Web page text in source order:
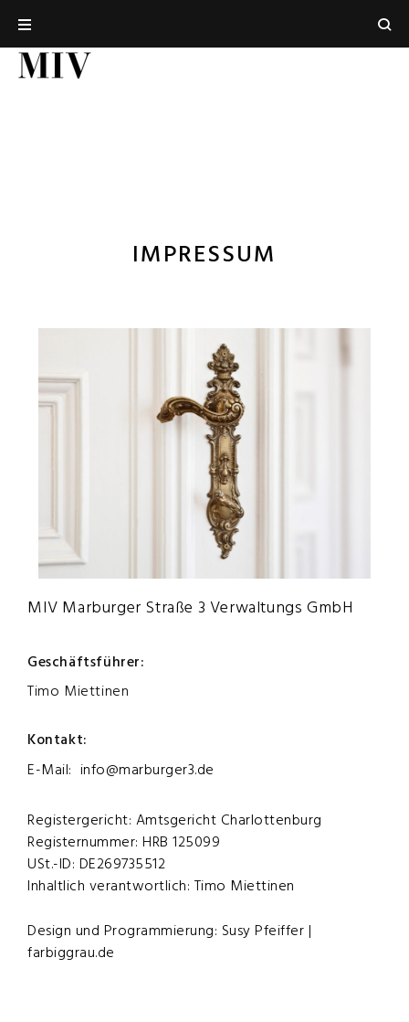
IMPRESSUM
MIV Marburger Straße 3 Verwaltungs GmbH
Geschäftsführer:
Timo Miettinen
Kontakt:
E-Mail: info@marburger3.de
Registergericht: Amtsgericht Charlottenburg
Registernummer: HRB 125099
USt.-ID: DE269735512
Inhaltlich verantwortlich: Timo Miettinen
Design und Programmierung: Susy Pfeiffer |
farbiggrau.de